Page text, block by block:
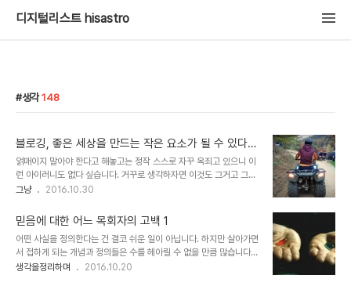
디지털리스트 hisastro
생각 148
블로깅, 좋은 세상을 만드는 작은 요소가 될 수 있다는
생각
얽매이지 말아야 한다고 해놓고는 정작 스스로 자꾸 옥죄고 있으니 이
런 아이러니도 없다 싶습니다. 거꾸로 생각하자면 이것도 그거고 그것
도 이것일 수 있다 생각합니다만... 지난 주 이틀간 외부 행사에 다녀왔
이런 여유(?)를 즐긴다는 것이 저 스스로의 생각에도 못마땅한 일인
데... 나름대로 생각의 공유와 전파를 했다고 자위하며 그러려니 하고
있습니다. ▲ 이벤트 중 하나는 ATV(All Terrain Vehicle)를 탔던
건데... 이건 정말 재밌더군요. ^^ 문제는 그렇게 다녀온 길이 몸에 무
리가 좀 갔다는 신호를 홀로 느낀다는 겁니다. 힘들단 얘기죠. 또 하나
그냥 2016.10.30
믿음에 대한 어느 목회자의 고백 1
어떤 사실을 정의한다는 건 결코 쉬운 일이 아닙니다. 하지만 살아가면
서 접하게 되는 개념과 정의들은 수를 헤아릴 수 없을 만큼 많습니다.
문제는 그렇게 듣고 보고 알게 되는 순간 아는 것이 아는 게 아님에도
생각을정리하며 2016.10.20